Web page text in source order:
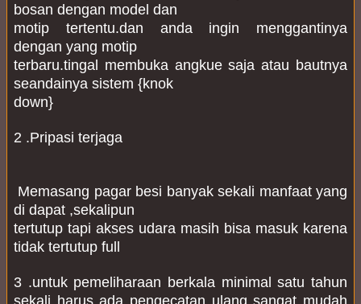
bosan dengan model dan
motip tertentu.dan anda ingin menggantinya
dengan yang motip
terbaru.tingal membuka angkue saja atau bautnya
seandainya sistem {knok
down}
2 .Pripasi terjaga
di dapat ,sekalipun
tertutup tapi akses udara masih bisa masuk karena
tidak tertutup full
3 .untuk pemeliharaan berkala minimal satu tahun
sekali harus ada pengecatan ulang sangat mudah